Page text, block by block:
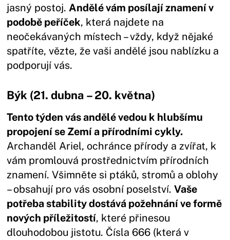
jasný postoj.Andělé vám posílají znamení v
podobě peříček, která najdete na
neočekávaných místech – vždy, když nějaké
spatříte, vězte, že vaši andělé jsou nablízku a
podporují vás.
Býk (21. dubna – 20. května)
Tento týden vás andělé vedou k hlubšímu
propojení se Zemí a přírodními cykly.
Archanděl Ariel, ochránce přírody a zvířat, k
vám promlouvá prostřednictvím přírodních
znamení. Všimněte si ptáků, stromů a oblohy
– obsahují pro vás osobní poselství.Vaše
potřeba stability dostává požehnání ve formě
nových příležitostí, které přinesou
dlouhodobou jistotu. Čísla 666 (která v